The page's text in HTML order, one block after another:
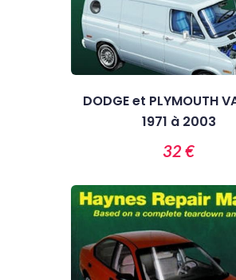
DODGE et PLYMOUTH
1971 à 2003
32 €